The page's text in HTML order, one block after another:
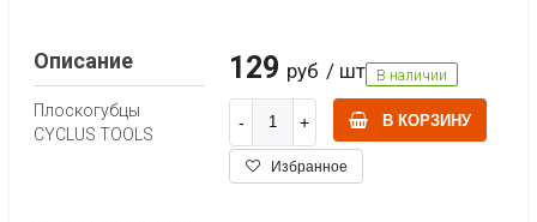
129 руб / шт В наличии
В КОРЗИНУ
Избранное
Описание
Плоскогубцы
CYCLUS TOOLS